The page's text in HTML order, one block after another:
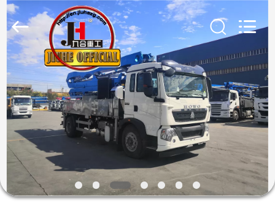
HUIS
PRODUCTEN
VIDEO'S
VR
TOON
Heavy
Industry
Machinery
Co.,
Ltd.
Rights
Reserved.